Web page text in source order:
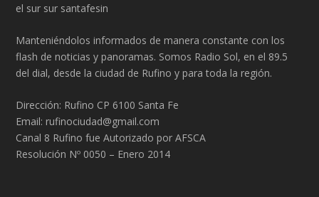
el sur sur santafesin
Manteniéndolos informados de manera constante con los
flash de noticias y panoramas. Somos Radio Sol, en el 89.5
del dial, desde la ciudad de Rufino y para toda la región.
Dirección: Rufino CP 6100 Santa Fe
Email: rufinociudad@gmail.com
Canal 8 Rufino fue Autorizado por AFSCA
Resolución Nº 0050 – Enero 2014